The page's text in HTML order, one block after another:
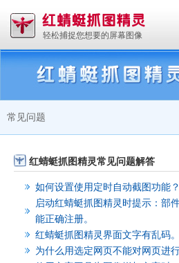
轻松捕捉您想要的屏幕图像
常见问题
红蜻蜓抓图精灵常见问题解答
如何设置使用定时自动截图功能？
启动红蜻蜓抓图精灵时提示：部
能正确注册。
红蜻蜓抓图精灵界面文字有乱码。
为什么用选定网页不能对网页进